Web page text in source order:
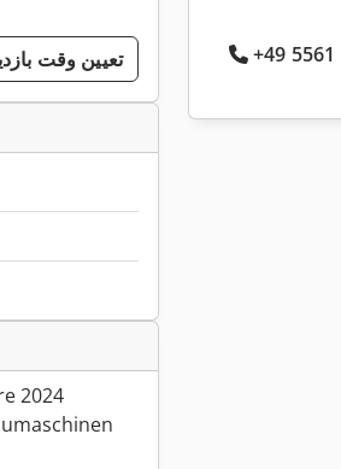
تعیین وقت
2024